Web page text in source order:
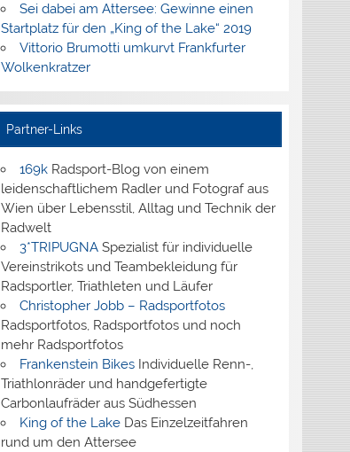
Sei dabei am Attersee: Gewinne einen
Startplatz für den „King of the Lake“ 2019
Vittorio Brumotti umkurvt Frankfurter
Wolkenkratzer
Partner-Links
169kRadsport-Blog von einem
leidenschaftlichem Radler und Fotograf aus
Wien über Lebensstil, Alltag und Technik der
Radwelt
3*TRIPUGNASpezialist für individuelle
Vereinstrikots und Teambekleidung für
Radsportler, Triathleten und Läufer
Christopher Jobb – Radsportfotos
Radsportfotos, Radsportfotos und noch
mehr Radsportfotos
Frankenstein BikesIndividuelle Renn-,
Triathlonräder und handgefertigte
Carbonlaufräder aus Südhessen
King of the LakeDas Einzelzeitfahren
rund um den Attersee